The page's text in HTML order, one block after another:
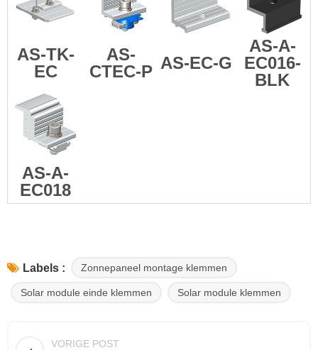
AS-TK-
EC
AS-
CTEC-P AS-EC-G
AS-A-
EC016-
BLK
AS-A-
EC018
Labels : Zonnepaneel montage klemmen
Solar module einde klemmen Solar module klemmen
VORIGE POST